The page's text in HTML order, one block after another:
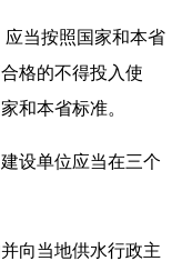
当按照国家和本省
格的不得投入使
本省标准。
设单位应当在三个
向当地供水行政主